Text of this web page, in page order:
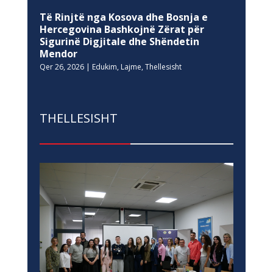
Të Rinjtë nga Kosova dhe Bosnja e
Hercegovina Bashkojnë Zërat për
Sigurinë Digjitale dhe Shëndetin
Mendor
Qer 26, 2026| Edukim, Lajme, Thellesisht
THELLESISHT